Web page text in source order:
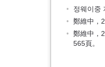
정웨이중
鄭維中，
鄭維中，
565頁。